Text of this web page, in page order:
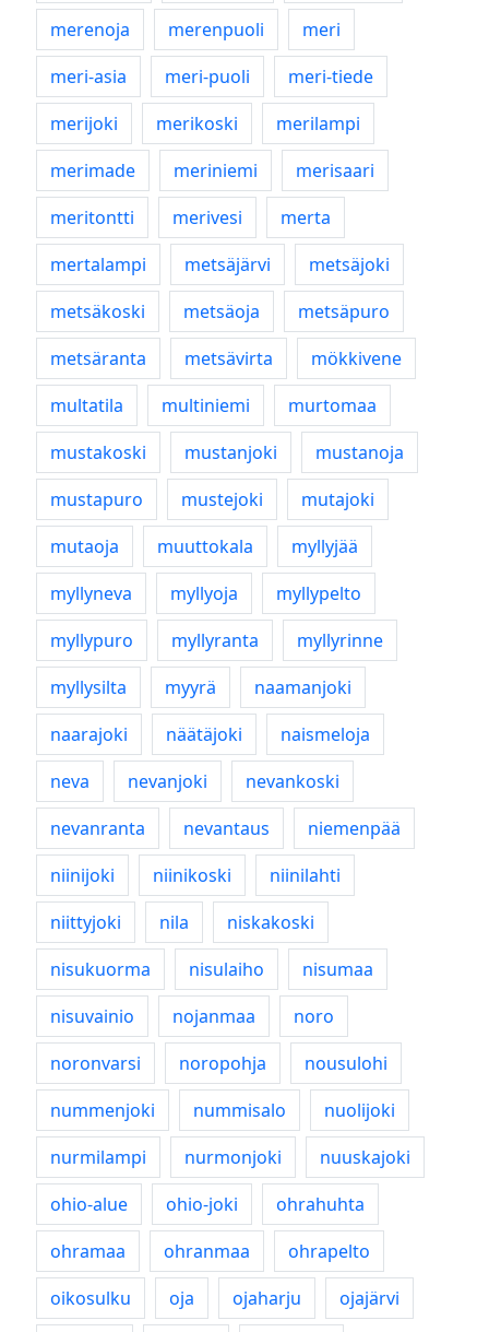
merenoja merenpuoli
meri
meri-asia
meri-puoli
meri-tiede
merijoki
merikoski
merilampi
merimade
meriniemi
merisaari
meritontti
merivesi
merta
mertalampi
metsäjärvi
metsäjoki
metsäkoski
metsäoja
metsäpuro
metsäranta
metsävirta
mökkivene
multatila
multiniemi
murtomaa
mustakoski
mustanjoki
mustanoja
mustapuro
mustejoki
mutajoki
mutaoja
muuttokala
myllyjää
myllyneva
myllyoja
myllypelto
myllypuro
myllyranta
myllyrinne
myllysilta
myyrä
naamanjoki
naarajoki
näätäjoki
naismeloja
neva
nevanjoki
nevankoski
nevanranta
nevantaus
niemenpää
niinijoki
niinikoski
niinilahti
niittyjoki
nila
niskakoski
nisukuorma
nisulaiho
nisumaa
nisuvainio
nojanmaa
noro
noronvarsi
noropohja
nousulohi
nummenjoki
nummisalo
nuolijoki
nurmilampi
nurmonjoki
nuuskajoki
ohio-alue
ohio-joki
ohrahuhta
ohramaa
ohranmaa
ohrapelto
oikosulku
oja ojaharju
ojajärvi